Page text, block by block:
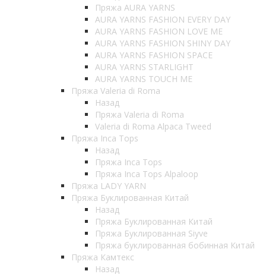
Пряжа AURA YARNS
AURA YARNS FASHION EVERY DAY
AURA YARNS FASHION LOVE ME
AURA YARNS FASHION SHINY DAY
AURA YARNS FASHION SPACE
AURA YARNS STARLIGHT
AURA YARNS TOUCH ME
Пряжа Valeria di Roma
Назад
Пряжа Valeria di Roma
Valeria di Roma Alpaca Tweed
Пряжа Inca Tops
Назад
Пряжа Inca Tops
Пряжа Inca Tops Alpaloop
Пряжа LADY YARN
Пряжа Буклированная Китай
Назад
Пряжа Буклированная Китай
Пряжа Буклированная Siyve
Пряжа буклированная бобинная Китай
Пряжа Камтекс
Назад